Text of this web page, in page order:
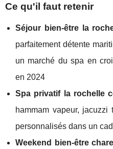
Ce qu'il faut retenir
Séjour bien-être la
parfaitement détente
un marché du spa en
en 2024
Spa privatif la rochelle
hammam vapeur, jacuzzi
personnalisés dans un
Weekend bien-être